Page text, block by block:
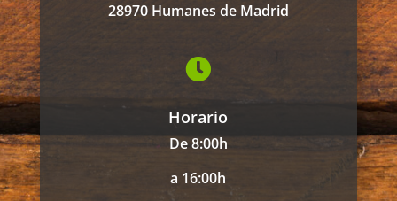
28970 Humanes de Madrid

Horario
De 8:00h
a 16:00h